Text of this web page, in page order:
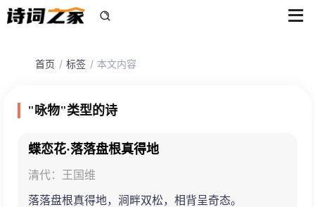
首页 标签 本文内容
"咏物"类型的诗
蝶恋花·落落盘根真得地
清代：王国维
落落盘根真得地，涧畔双松，相背呈奇态。